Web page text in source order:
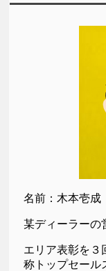
名前：木本壱成
某ディーラーの
エリア表彰を３
称トップセール